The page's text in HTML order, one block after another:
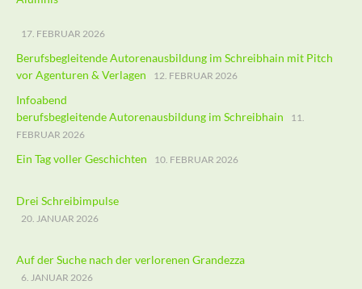
17. FEBRUAR 2026
Berufsbegleitende Autorenausbildung im Schreibhain mit Pitch
vor Agenturen & Verlagen
12. FEBRUAR 2026
Infoabend
berufsbegleitende Autorenausbildung im Schreibhain
11.
FEBRUAR 2026
Ein Tag voller Geschichten 10. FEBRUAR 2026
Drei Schreibimpulse
20. JANUAR 2026
Auf der Suche nach der verlorenen Grandezza
6. JANUAR 2026